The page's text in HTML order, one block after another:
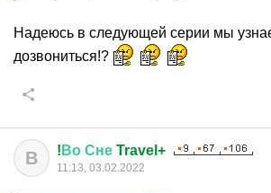
Надеюсь в следующей серии мы
дозвониться!?
В ! Во Сне Travel+
11:13, 03.02.2022